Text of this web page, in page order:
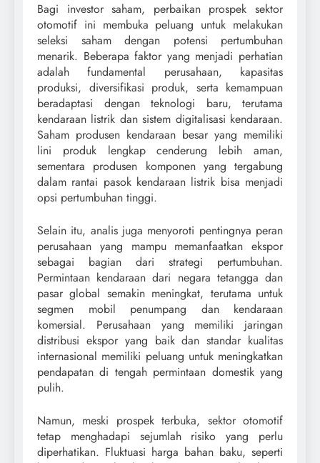
Bagi investor saham, perbaikan prospek sektor
otomotif ini membuka peluang untuk melakukan
seleksi saham dengan potensi pertumbuhan
menarik. Beberapa faktor yang menjadi perhatian
adalah fundamental perusahaan, kapasitas
produksi, diversifikasi produk, serta kemampuan
beradaptasi dengan teknologi baru, terutama
kendaraan listrik dan sistem digitalisasi kendaraan.
Saham produsen kendaraan besar yang memiliki
lini produk lengkap cenderung lebih aman,
sementara produsen komponen yang tergabung
dalam rantai pasok kendaraan listrik bisa menjadi
opsi pertumbuhan tinggi.
Selain itu, analis juga menyoroti pentingnya peran
perusahaan yang mampu memanfaatkan ekspor
sebagai bagian dari strategi pertumbuhan.
Permintaan kendaraan dari negara tetangga dan
pasar global semakin meningkat, terutama untuk
segmen mobil penumpang dan kendaraan
komersial. Perusahaan yang memiliki jaringan
distribusi ekspor yang baik dan standar kualitas
internasional memiliki peluang untuk meningkatkan
pendapatan di tengah permintaan domestik yang
pulih.
Namun, meski prospek terbuka, sektor otomotif
tetap menghadapi sejumlah risiko yang perlu
diperhatikan. Fluktuasi harga bahan baku, seperti